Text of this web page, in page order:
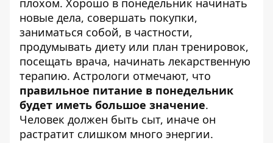
плохом. Хорошо в понедельник начинать
новые дела, совершать покупки,
заниматься собой, в частности,
продумывать диету или план тренировок,
посещать врача, начинать лекарственную
терапию. Астрологи отмечают, что
правильное питание в понедельник
будет иметь большое значение.
Человек должен быть сыт, иначе он
растратит слишком много энергии.